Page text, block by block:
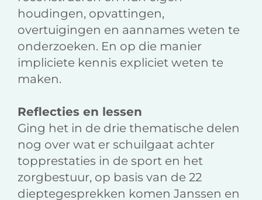
houdingen, opvattingen,
overtuigingen en aannames weten te
onderzoeken. En op die manier
impliciete kennis expliciet weten te
maken.
Reflecties en lessen
Ging het in de drie thematische delen
nog over wat er schuilgaat achter
topprestaties in de sport en het
zorgbestuur, op basis van de 22
dieptegesprekken komen Janssen en